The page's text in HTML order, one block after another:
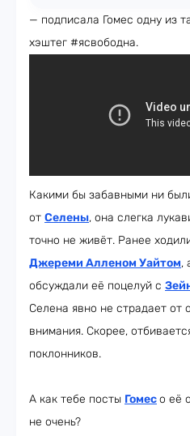
— подписала Гомес одну из
хэштег #ясвободна.
Какими бы забавными ни
от Селены, она слегка
точно не живёт. Ранее
Джереми Алленом Уайтом,
обсуждали её поцелуй с
Селена явно не страдает от
внимания. Скорее,
поклонников.
А как тебе посты Гомесо её
не очень?